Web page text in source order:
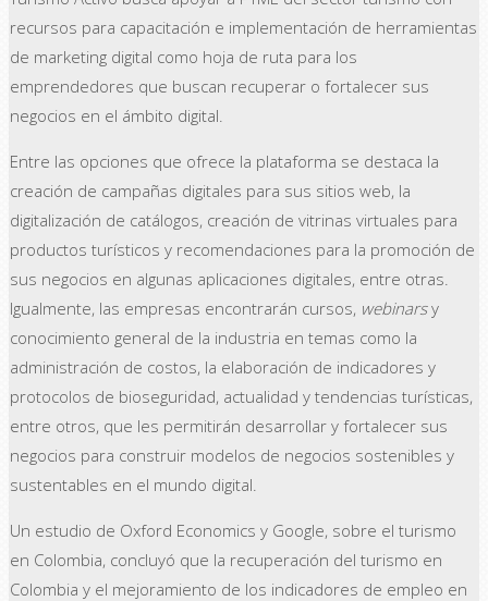
recursos para capacitación e implementación de herramientas
de marketing digital como hoja de ruta para los
emprendedores que buscan recuperar o fortalecer sus
negocios en el ámbito digital.
Entre las opciones que ofrece la plataforma se destaca la
creación de campañas digitales para sus sitios web, la
digitalización de catálogos, creación de vitrinas virtuales para
productos turísticos y recomendaciones para la promoción de
sus negocios en algunas aplicaciones digitales, entre otras.
Igualmente, las empresas encontrarán cursos, webinarsy
conocimiento general de la industria en temas como la
administración de costos, la elaboración de indicadores y
protocolos de bioseguridad, actualidad y tendencias turísticas,
entre otros, que les permitirán desarrollar y fortalecer sus
negocios para construir modelos de negocios sostenibles y
sustentables en el mundo digital.
Un estudio de Oxford Economics y Google, sobre el turismo
en Colombia, concluyó que la recuperación del turismo en
Colombia y el mejoramiento de los indicadores de empleo en